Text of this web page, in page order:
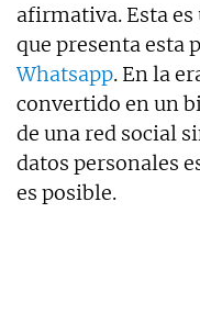
afirmativa. Esta es
que presenta esta
Whatsapp. En la
convertido en un
de una red social
datos personales
es posible.